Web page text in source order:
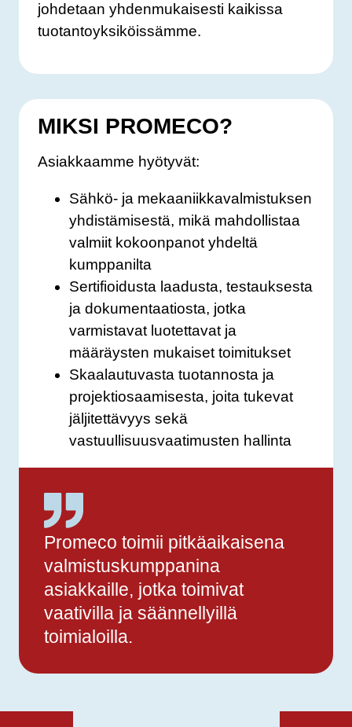
johdetaan yhdenmukaisesti kaikissa
tuotantoyksiköissämme.
MIKSI PROMECO?
Asiakkaamme hyötyvät:
Sähkö- ja mekaaniikkavalmistuksen
yhdistämisestä, mikä mahdollistaa
valmiit kokoonpanot yhdeltä
kumppanilta
Sertifioidusta laadusta, testauksesta
ja dokumentaatiosta, jotka
varmistavat luotettavat ja
määräysten mukaiset toimitukset
Skaalautuvasta tuotannosta ja
projektiosaamisesta, joita tukevat
jäljitettävyys sekä
vastuullisuusvaatimusten hallinta
Promeco toimii pitkäaikaisena
valmistuskumppanina
asiakkaille, jotka toimivat
vaativilla ja säännellyillä
toimialoilla.